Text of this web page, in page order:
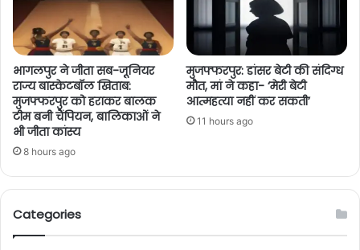
भागलपुर ने जीता सब-जूनियर
राज्य बास्केटबॉल खिताब:
मुजफ्फरपुर को हराकर बालक
टीम बनी चैंपियन, बालिकाओं ने
भी जीता कांस्य
8 hours ago
मुजफ्फरपुर: डांसर बेटी की संदिग्ध
मौत, मां ने कहा- ‘मेरी बेटी
आत्महत्या नहीं कर सकती’
11 hours ago
Categories